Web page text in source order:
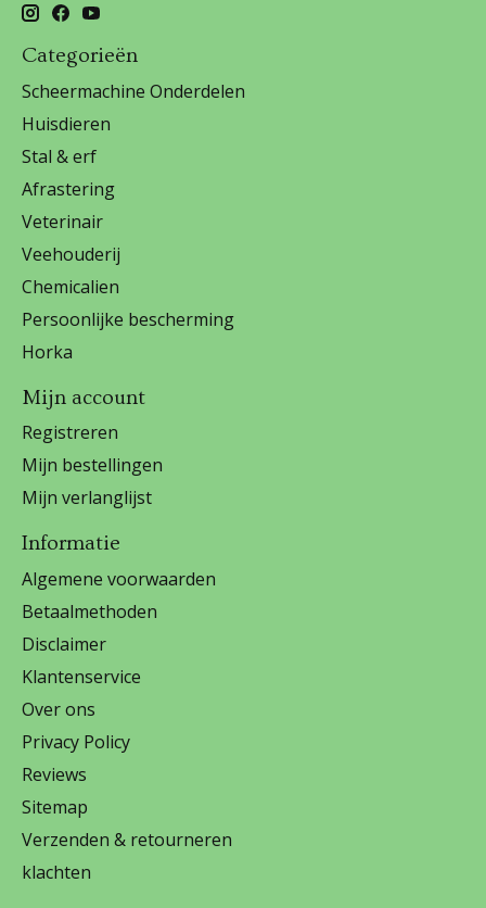
Categorieën
Scheermachine Onderdelen
Huisdieren
Stal & erf
Afrastering
Veterinair
Veehouderij
Chemicalien
Persoonlijke bescherming
Horka
Mijn account
Registreren
Mijn bestellingen
Mijn verlanglijst
Informatie
Algemene voorwaarden
Betaalmethoden
Disclaimer
Klantenservice
Over ons
Privacy Policy
Reviews
Sitemap
Verzenden & retourneren
klachten